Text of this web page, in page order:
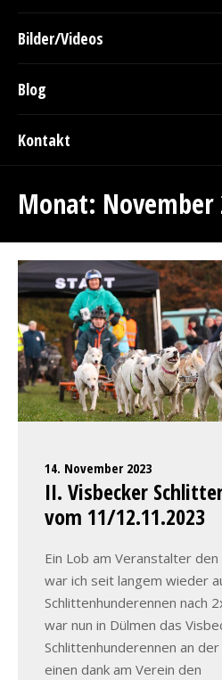
Bilder/Videos
Blog
Kontakt
Monat: November
14. November 2023
II. Visbecker
vom 11/12.11.2023
Ein Lob am Veranstalter den
war ich seit langem wieder
Schlittenhunderennen nach
war nun in Dülmen das
Schlittenhunderennen an
einen dank am Verein den